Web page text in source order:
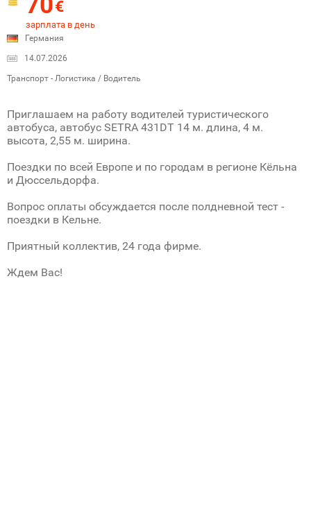
€
зарплата в день
Германия
14.07.2026
Транспорт - Логистика / Водитель
Приглашаем на работу водителей туристического
автобуса, автобус SETRA 431DT 14 м. длина, 4 м.
высота, 2,55 м. ширина.
Поездки по всей Европе и по городам в регионе Кёльна
и Дюссельдорфа.
Вопрос оплаты обсуждается после полдневной тест -
поездки в Кельне.
Приятный коллектив, 24 года фирме.
Ждем Вас!